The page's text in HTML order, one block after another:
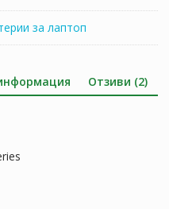
за лаптоп
Отзиви (2)